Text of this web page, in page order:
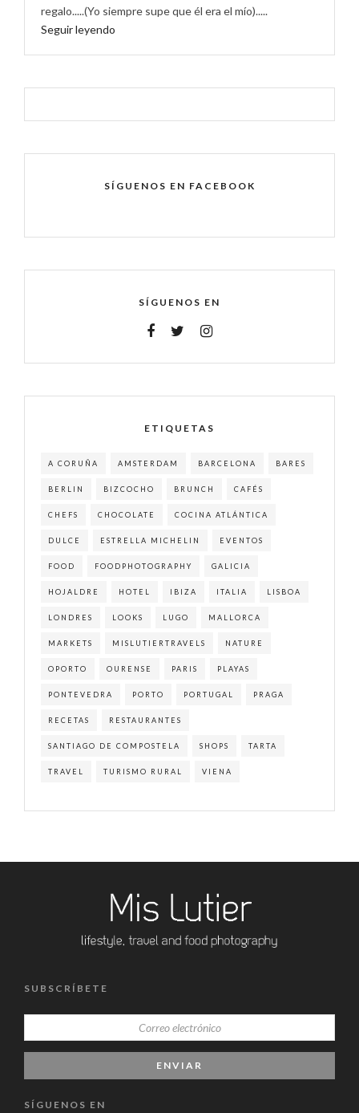
regalo.....(Yo siempre supe que él era el mío).....
Seguir leyendo
SÍGUENOS EN FACEBOOK
SÍGUENOS EN
ETIQUETAS
A CORUÑA AMSTERDAM BARCELONA BARES
BERLIN BIZCOCHO BRUNCH CAFÉS
CHEFS CHOCOLATE COCINA ATLÁNTICA
DULCE ESTRELLA MICHELIN EVENTOS
FOOD FOODPHOTOGRAPHY GALICIA
HOJALDRE HOTEL IBIZA ITALIA LISBOA
LONDRES LOOKS LUGO MALLORCA
MARKETS MISLUTIERTRAVELS NATURE
OPORTO OURENSE PARIS PLAYAS
PONTEVEDRA PORTO PORTUGAL PRAGA
RECETAS RESTAURANTES
SANTIAGO DE COMPOSTELA SHOPS TARTA
TRAVEL TURISMO RURAL VIENA
SUBSCRÍBETE
SÍGUENOS EN